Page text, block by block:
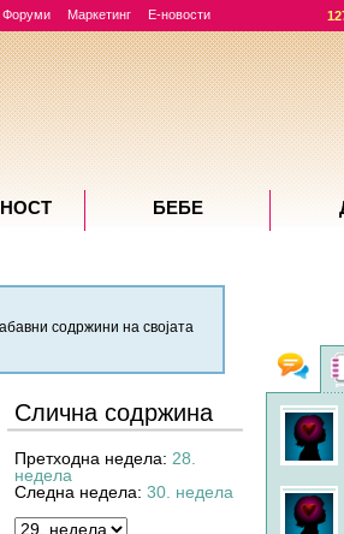
Форуми Маркетинг Е-новости
содржини на својата
Слична содржина
Претходна недела: 28.
недела
Следна недела: 30. недела
во 12:19
темаRE: Трудници, што јадевте
во 18:19
тема Песнички на македонски
БЕБЕ